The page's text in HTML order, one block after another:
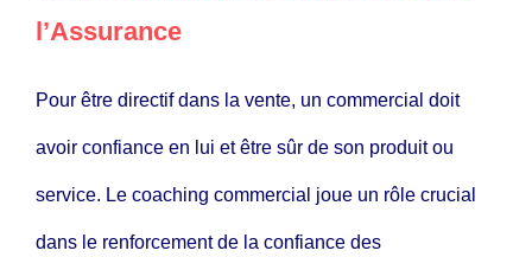
l’Assurance
Pour être directif dans la vente, un commercial doit
avoir confiance en lui et être sûr de son produit ou
service. Le coaching commercial joue un rôle crucial
dans le renforcement de la confiance des